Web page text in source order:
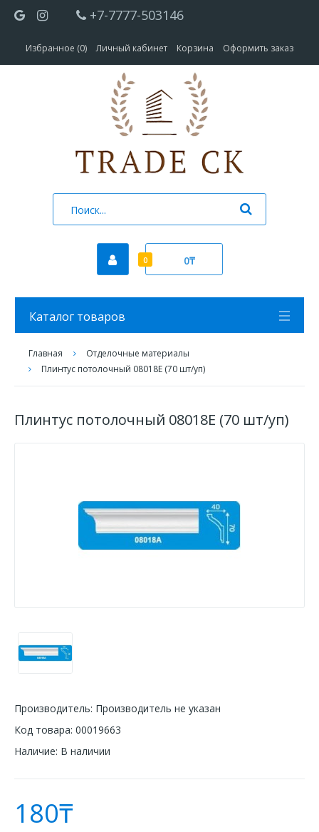
+7-7777-503146
Избранное (0) Личный кабинет Корзина Оформить заказ
0 0₸
Каталог товаров
Главная
Отделочные материалы
Плинтус потолочный 08018Е (70 шт/уп)
Плинтус потолочный 08018Е (70 шт/уп)
Производитель: Производитель не указан
Код товара: 00019663
Наличие: В наличии
180₸